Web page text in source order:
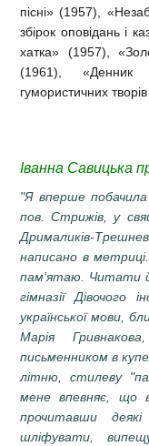
пісні» (1957),
збірок оповідань і
хатка» (1957),
(1961), «Денник
гумористичних
Іванна Савицька
"Я вперше побачила
пов. Стрижів, у
Дрималиків-
написано в
пам'ятаю. Читати й
гімназії
української мови,
Марія
письменником в
літню, стилеву
мене впевняє, що
прочитавши
шліфувати,